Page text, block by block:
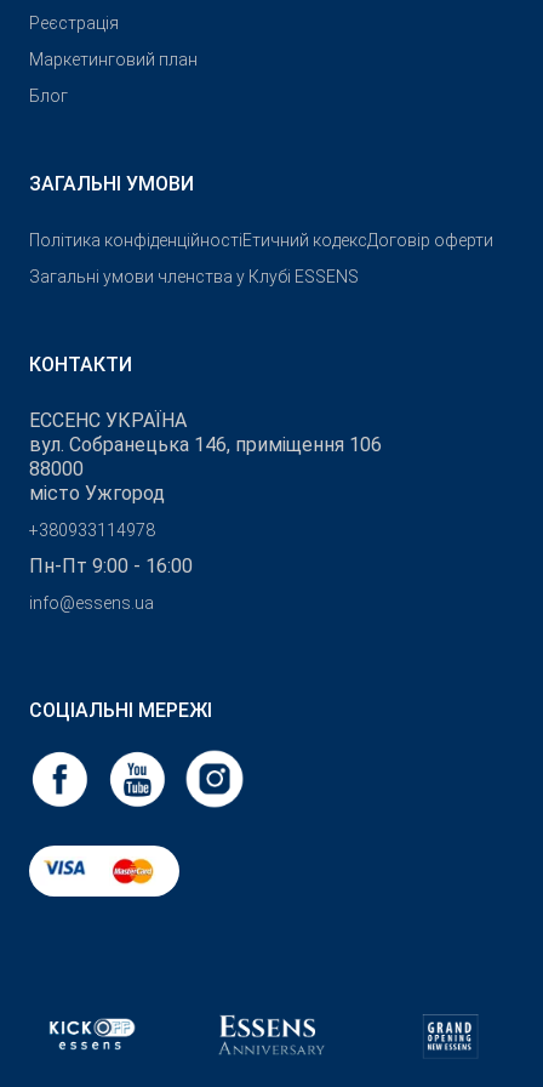
Реєстрація
Маркетинговий план
Блог
ЗАГАЛЬНІ УМОВИ
Політика конфіденційностіЕтичний кодексДоговір оферти
Загальні умови членства у Клубі ESSENS
КОНТАКТИ
ЕССЕНС УКРАЇНА
вул. Собранецька 146, приміщення 106
88000
місто Ужгород
+380933114978
Пн-Пт 9:00 - 16:00
info@essens.ua
СОЦІАЛЬНІ МЕРЕЖІ